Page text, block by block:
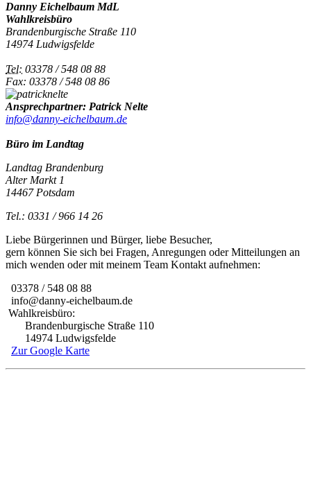
Danny Eichelbaum MdL
Wahlkreisbüro
Brandenburgische Straße 110
14974 Ludwigsfelde
Tel: 03378 / 548 08 88
Fax: 03378 / 548 08 86
Ansprechpartner: Patrick Nelte
info@danny-eichelbaum.de
Büro im Landtag
Landtag Brandenburg
Alter Markt 1
14467 Potsdam
Tel.: 0331 / 966 14 26
Liebe Bürgerinnen und Bürger, liebe Besucher,
gern können Sie sich bei Fragen, Anregungen oder Mitteilungen an
mich wenden oder mit meinem Team Kontakt aufnehmen:
03378 / 548 08 88
info@danny-eichelbaum.de
Wahlkreisbüro:
Brandenburgische Straße 110
14974 Ludwigsfelde
Zur Google Karte